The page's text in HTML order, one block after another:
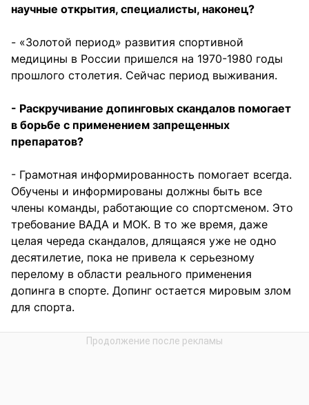
научные открытия, специалисты, наконец?
- «Золотой период» развития спортивной
медицины в России пришелся на 1970-1980 годы
прошлого столетия. Сейчас период выживания.
- Раскручивание допинговых скандалов помогает
в борьбе с применением запрещенных
препаратов?
- Грамотная информированность помогает всегда.
Обучены и информированы должны быть все
члены команды, работающие со спортсменом. Это
требование ВАДА и МОК. В то же время, даже
целая череда скандалов, длящаяся уже не одно
десятилетие, пока не привела к серьезному
перелому в области реального применения
допинга в спорте. Допинг остается мировым злом
для спорта.